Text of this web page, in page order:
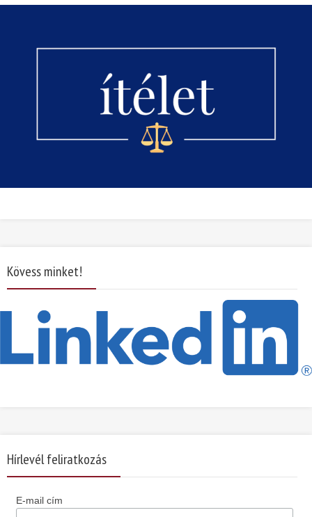
Kövess minket!
Hírlevél feliratkozás
E-mail cím